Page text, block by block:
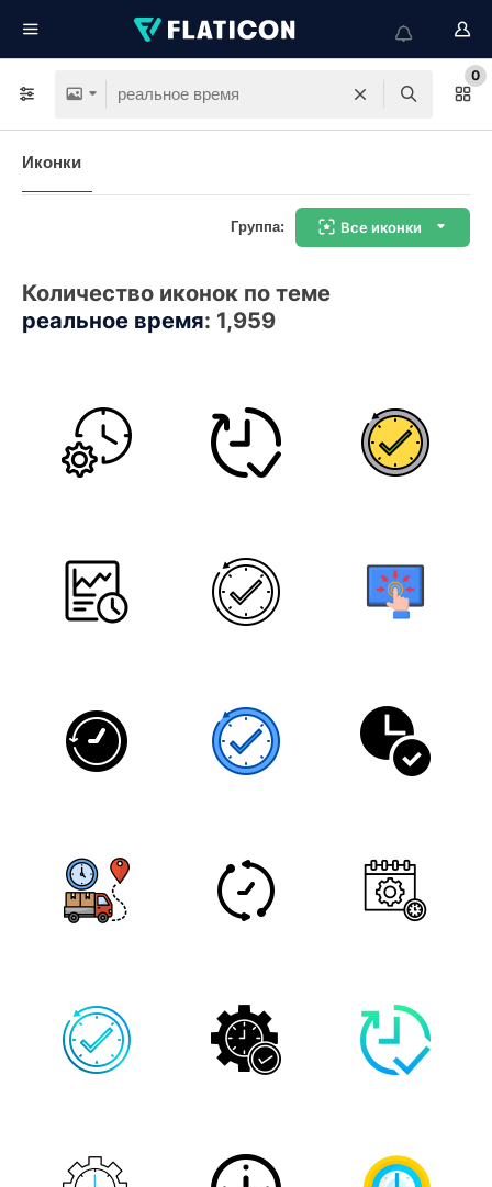
0
Иконки
Группа: Все иконки
Количество иконок по теме
реальное время: 1,959